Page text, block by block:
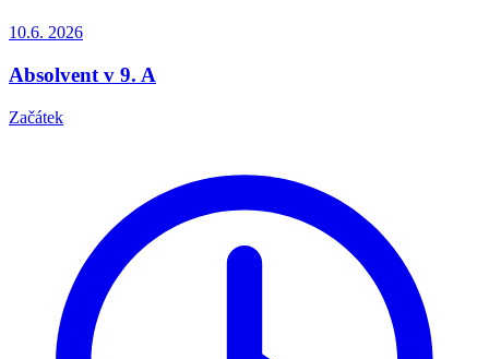
10.6. 2026
Absolvent v 9. A
Začátek